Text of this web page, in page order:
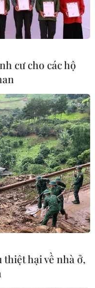
rộng
cổ
tỷ
trữ
cư cho các hộ
thiệt hại về nhà ở,